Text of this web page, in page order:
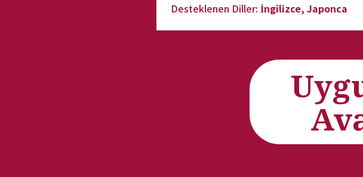
Desteklenen Diller: İngilizce, Japonca